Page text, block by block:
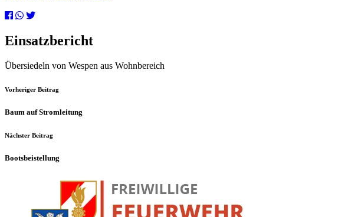
Einsatzbericht
Übersiedeln von Wespen aus Wohnbereich
Vorheriger Beitrag
Baum auf Stromleitung
Nächster Beitrag
Bootsbeistellung